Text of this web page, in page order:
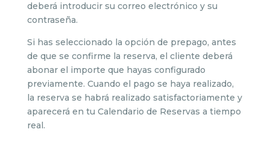
deberá introducir su correo electrónico y su
contraseña.
Si has seleccionado la opción de prepago, antes
de que se confirme la reserva, el cliente deberá
abonar el importe que hayas configurado
previamente. Cuando el pago se haya realizado,
la reserva se habrá realizado satisfactoriamente y
aparecerá en tu Calendario de Reservas a tiempo
real.